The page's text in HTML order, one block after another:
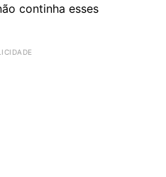
continha esses